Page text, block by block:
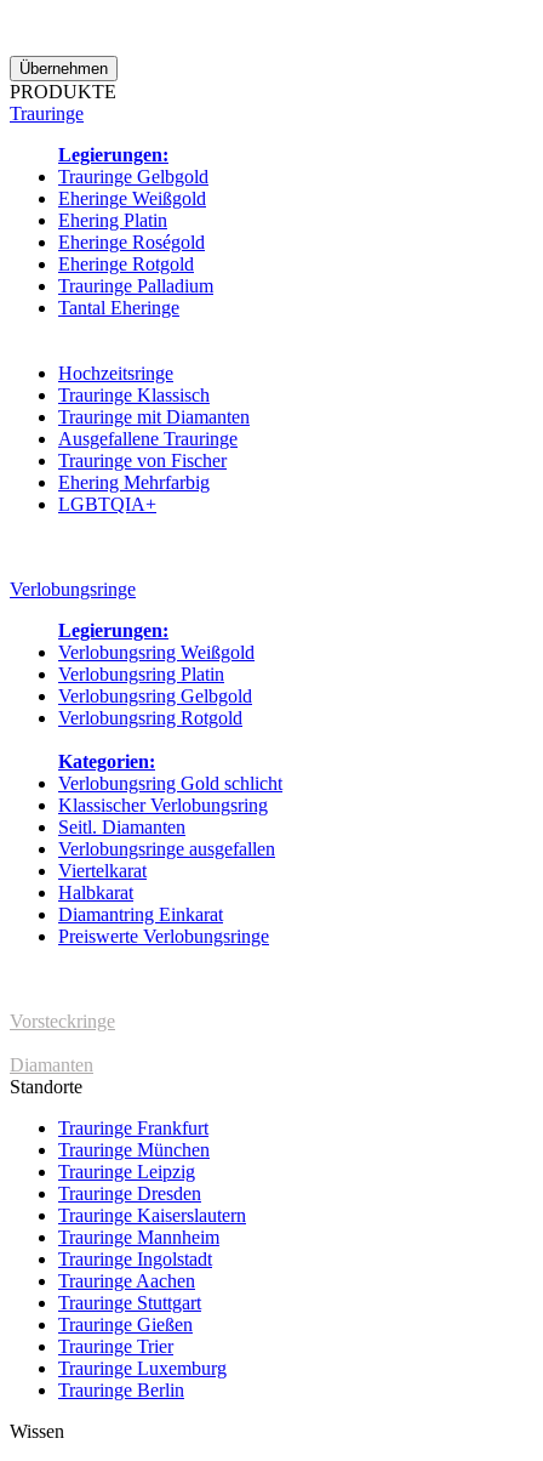
Übernehmen
PRODUKTE
Trauringe
Legierungen:
Trauringe Gelbgold
Eheringe Weißgold
Ehering Platin
Eheringe Roségold
Eheringe Rotgold
Trauringe Palladium
Tantal Eheringe
Hochzeitsringe
Trauringe Klassisch
Trauringe mit Diamanten
Ausgefallene Trauringe
Trauringe von Fischer
Ehering Mehrfarbig
LGBTQIA+
Verlobungsringe
Legierungen:
Verlobungsring Weißgold
Verlobungsring Platin
Verlobungsring Gelbgold
Verlobungsring Rotgold
Kategorien:
Verlobungsring Gold schlicht
Klassischer Verlobungsring
Seitl. Diamanten
Verlobungsringe ausgefallen
Viertelkarat
Halbkarat
Diamantring Einkarat
Preiswerte Verlobungsringe
Vorsteckringe
Diamanten
Standorte
Trauringe Frankfurt
Trauringe München
Trauringe Leipzig
Trauringe Dresden
Trauringe Kaiserslautern
Trauringe Mannheim
Trauringe Ingolstadt
Trauringe Aachen
Trauringe Stuttgart
Trauringe Gießen
Trauringe Trier
Trauringe Luxemburg
Trauringe Berlin
Wissen